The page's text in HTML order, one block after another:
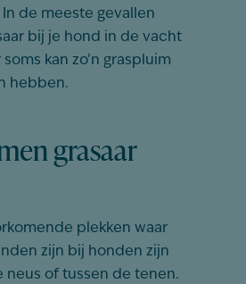
de meeste gevallen
bij je hond in de vacht
soms kan zo’n graspluim
hebben.
grasaar
plekken waar
zijn bij honden zijn
neus of tussen de tenen.